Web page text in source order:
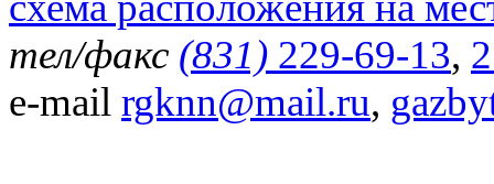
тел/факс (831) 229-69-13,
e-mail rgknn@mail.ru,